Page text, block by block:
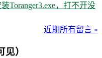
Toranger3.exe，打不开没
近期所有留言 »
）